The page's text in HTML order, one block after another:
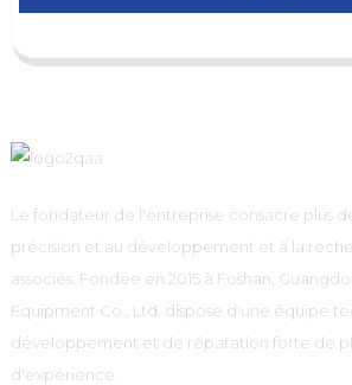
Le fondateur de l'entreprise consacre plus
précision et au développement et à la
associés. Fondée en 2015 à Foshan,
Equipment Co., Ltd. dispose d'une équipe
développement et de réparation forte de
d'expérience.